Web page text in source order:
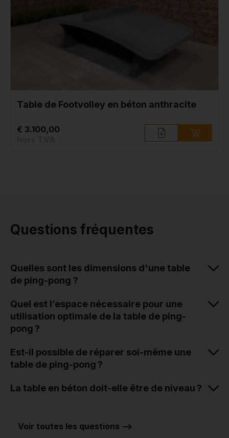
Table de Footvolley en béton anthracite
€ 3.100,00
Questions fréquentes
Quelles sont les dimensions d'une table
de ping-pong ?
Quel est l’espace nécessaire pour une
utilisation optimale de la table de ping-
pong ?
Est-il possible de réparer soi-même une
table de ping-pong ?
La table en béton doit-elle être de niveau ?
Voir toutes les questions -->